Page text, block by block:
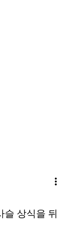
more_vert
상식을 뒤